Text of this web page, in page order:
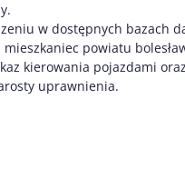
w dostępnych bazach
powiatu
kierowania pojazdami
uprawnienia.